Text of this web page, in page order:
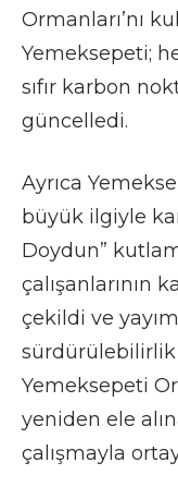
Ormanları’nı
Yemeksepeti;
sıfır karbon
güncelledi.
Ayrıca
büyük ilgiyle
Doydun”
çalışanlarının
çekildi ve
Yemeksepeti
yeniden ele
çalışmayla